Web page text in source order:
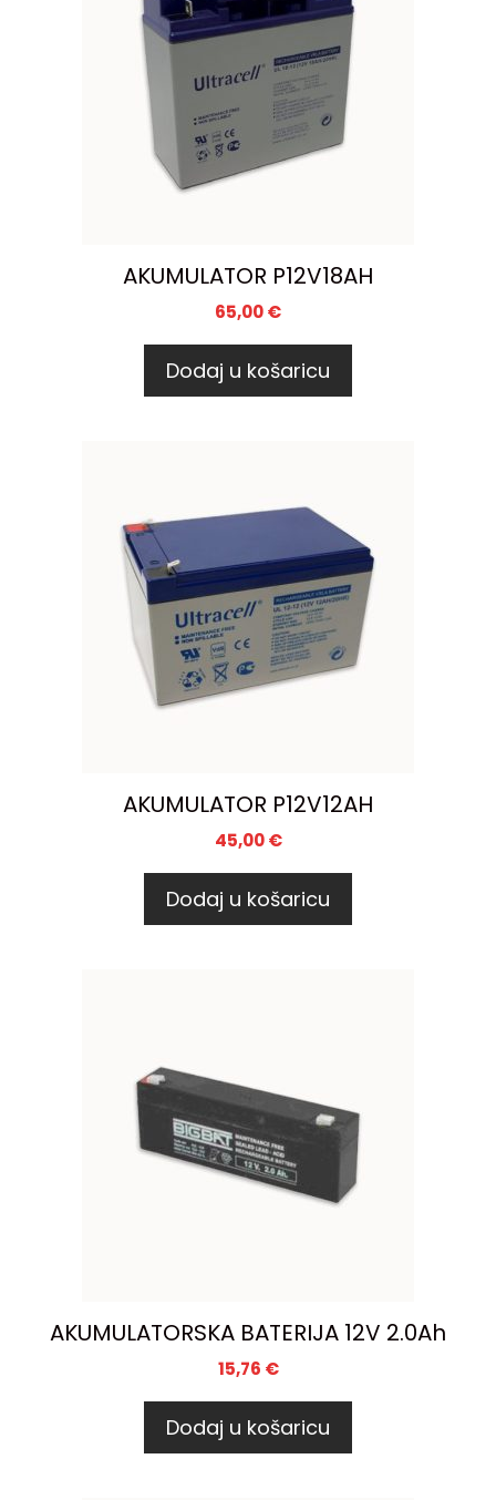
AKUMULATOR P12V18AH
65,00€
Dodaj u košaricu
AKUMULATOR P12V12AH
45,00€
Dodaj u košaricu
AKUMULATORSKA BATERIJA 12V 2.0Ah
15,76 €
Dodaj u košaricu